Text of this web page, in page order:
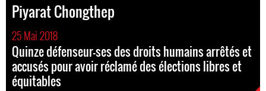
Piyarat Chongthep
25 Mai 2018
Quinze défenseur-ses des droits humains arrêtés et
accusés pour avoir réclamé des élections libres et
équitables